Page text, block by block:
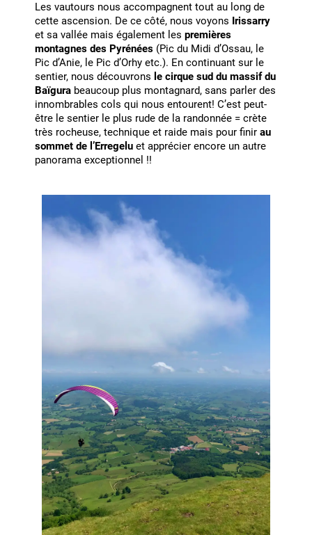
Les vautours nous accompagnent tout au long de
cette ascension. De ce côté, nous voyons Irissarry
et sa vallée mais également lespremières
montagnes des Pyrénées (Pic du Midi d’Ossau, le
Pic d’Anie, le Pic d’Orhy etc.). En continuant sur le
sentier, nous découvrons le cirque sud du massif du
Baïgura beaucoup plus montagnard, sans parler des
innombrables cols qui nous entourent! C’est peut-
être le sentier le plus rude de la randonnée = crète
très rocheuse, technique et raide mais pour finir au
sommet de l’Erregelu et apprécier encore un autre
panorama exceptionnel !!